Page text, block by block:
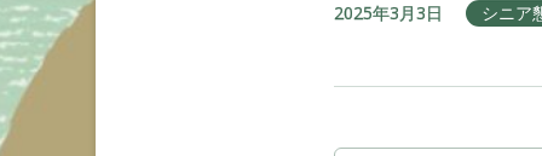
2025年3月3日 シニア